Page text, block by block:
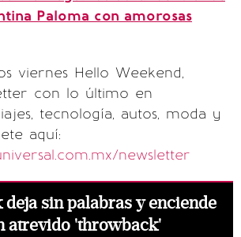
Paloma con amorosas
viernes Hello Weekend,
con lo último en
tecnología, autos, moda y
aquí:
newsletter
deja sin palabras y enciende
atrevido 'throwback'